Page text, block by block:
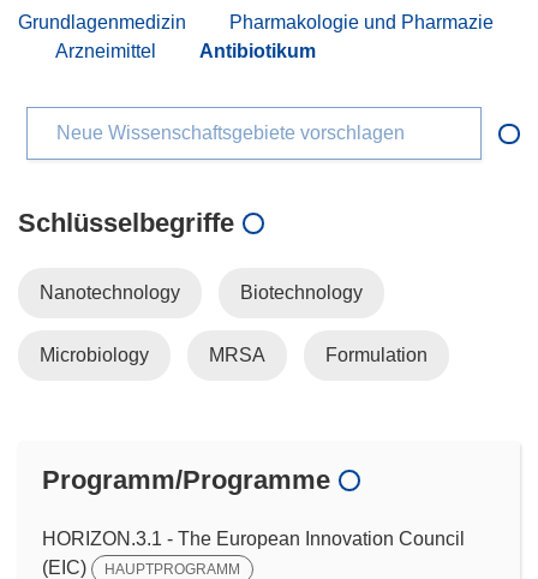
Grundlagenmedizin
Pharmakologie und Pharmazie
Arzneimittel
Antibiotikum
Neue Wissenschaftsgebiete vorschlagen
Schlüsselbegriffe
Nanotechnology Biotechnology
Microbiology MRSA Formulation
Programm/Programme
HORIZON.3.1 - The European Innovation Council
(EIC)
HAUPTPROGRAMM